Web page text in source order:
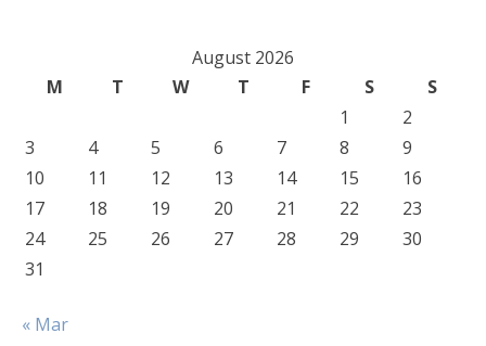
August 2026
M
T W T F S
S
1
2
3
4 5 6 7 8
9
10
11 12 13 14 15
16
17
18 19 20 21 22
23
24
25 26 27 28 29
30
31
« Mar